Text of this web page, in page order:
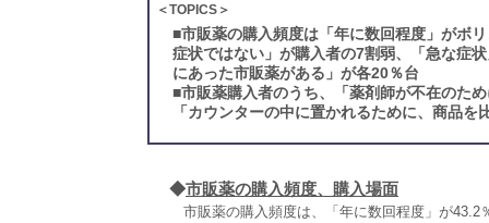
＜TOPICS＞
■市販薬の購入頻度は「年に数回程度」がボ
症状ではない」が購入者の7割弱、「急な症
にあった市販薬がある」が各20％台
■市販薬購入者のうち、「薬剤師が不在のた
「カウンターの中に置かれるために、商品
◆市販薬の購入頻度、購入場面
市販薬の購入頻度は、「年に数回程度」が43.2